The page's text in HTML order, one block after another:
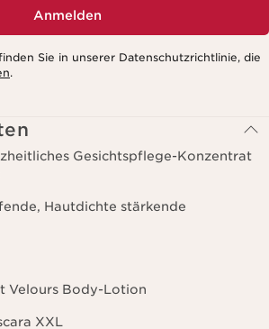
Anmelden
Sie in unserer Datenschutzrichtlinie, die
.
Gesichtspflege-Konzentrat
Hautdichte stärkende
Velours Body-Lotion
XXL